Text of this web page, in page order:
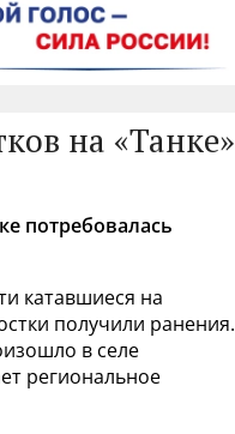
на «Танке»
потребовалась
катавшиеся на
получили ранения.
в селе
региональное